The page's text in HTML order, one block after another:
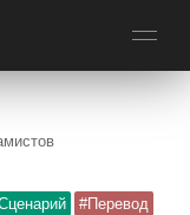
#Перевод